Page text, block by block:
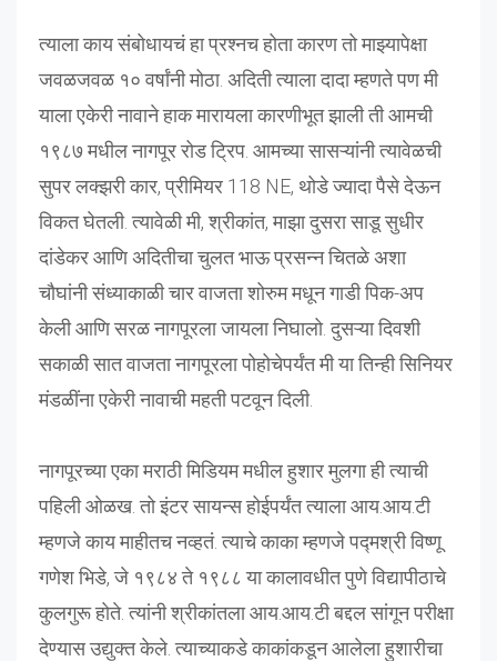
त्याला काय संबोधायचं हा प्रश्नच होता कारण तो माझ्यापेक्षा
जवळजवळ १० वर्षांनी मोठा. अदिती त्याला दादा म्हणते पण मी
याला एकेरी नावाने हाक मारायला कारणीभूत झाली ती आमची
१९८७ मधील नागपूर रोड ट्रिप. आमच्या सासऱ्यांनी त्यावेळची
सुपर लक्झरी कार, प्रीमियर 118 NE, थोडे ज्यादा पैसे देऊन
विकत घेतली. त्यावेळी मी, श्रीकांत, माझा दुसरा साडू सुधीर
दांडेकर आणि अदितीचा चुलत भाऊ प्रसन्न चितळे अशा
चौघांनी संध्याकाळी चार वाजता शोरुम मधून गाडी पिक-अप
केली आणि सरळ नागपूरला जायला निघालो. दुसऱ्या दिवशी
सकाळी सात वाजता नागपूरला पोहोचेपर्यंत मी या तिन्ही सिनियर
मंडळींना एकेरी नावाची महती पटवून दिली.
नागपूरच्या एका मराठी मिडियम मधील हुशार मुलगा ही त्याची
पहिली ओळख. तो इंटर सायन्स होईपर्यंत त्याला आय.आय.टी
म्हणजे काय माहीतच नव्हतं. त्याचे काका म्हणजे पद्मश्री विष्णू
गणेश भिडे, जे १९८४ ते १९८८ या कालावधीत पुणे विद्यापीठाचे
कुलगुरू होते. त्यांनी श्रीकांतला आय.आय.टी बद्दल सांगून परीक्षा
देण्यास उद्युक्त केले. त्याच्याकडे काकांकडून आलेला हुशारीचा